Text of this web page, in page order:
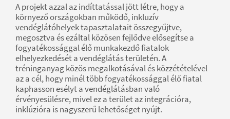
A projekt azzal az indíttatással jött létre, hogy a
környező országokban működő, inkluzív
vendéglátóhelyek tapasztalatait összegyűjtve,
megosztva és ezáltal közösen fejlődve elősegítse a
fogyatékossággal élő munkakezdő fiatalok
elhelyezkedését a vendéglátás területén. A
tréninganyag közös megalkotásával és közzétételével
az a cél, hogy minél több fogyatékossággal élő fiatal
kaphasson esélyt a vendéglátásban való
érvényesülésre, mivel ez a terület az integrációra,
inklúzióra is nagyszerű lehetőséget nyújt.